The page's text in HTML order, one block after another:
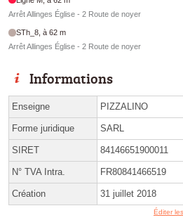
Arrêt Allinges Église - 2 Route de noyer
STh_8, à 62 m
Arrêt Allinges Église - 2 Route de noyer
Informations
Enseigne PIZZALINO
Forme juridique SARL
SIRET 84146651900011
N° TVA Intra. FR80841466519
Création 31 juillet 2018
Éditer